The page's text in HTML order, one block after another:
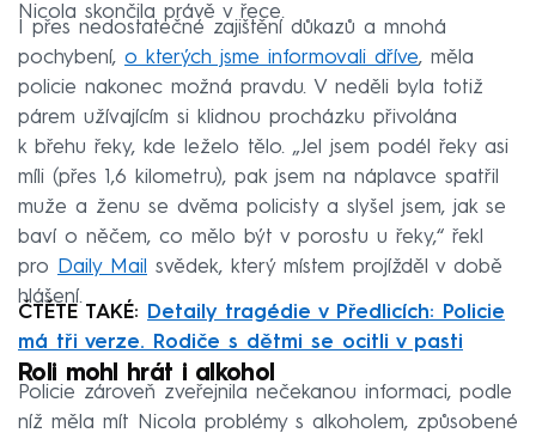
Nicola skončila právě v řece.
I přes nedostatečné zajištění důkazů a mnohá
pochybení, o kterých jsme informovali dříve, měla
policie nakonec možná pravdu. V neděli byla totiž
párem užívajícím si klidnou procházku přivolána
k břehu řeky, kde leželo tělo. „Jel jsem podél řeky asi
míli (přes 1,6 kilometru), pak jsem na náplavce spatřil
muže a ženu se dvěma policisty a slyšel jsem, jak se
baví o něčem, co mělo být v porostu u řeky,“ řekl
pro
Daily Mail
svědek, který místem projížděl v době
hlášení.
ČTĚTE TAKÉ:
Detaily tragédie v Předlicích: Policie
má tři verze. Rodiče s dětmi se ocitli v pasti
Roli mohl hrát i alkohol
Policie zároveň zveřejnila nečekanou informaci, podle
níž měla mít Nicola problémy s alkoholem, způsobené